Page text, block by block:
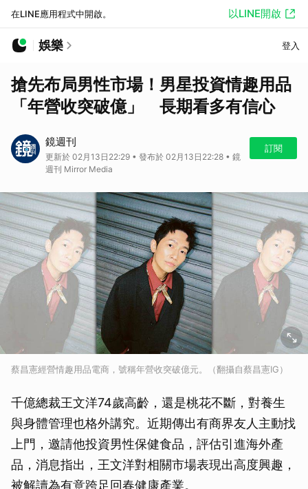
在LINE應用程式中開啟。 以LINE開啟
娛樂 登入
搶先布局男性市場！男星投資情趣用品
「年營收突破億」 長期看多有信心
鏡週刊
更新於 02月13日22:29 • 發布於 02月13日22:28 • 鏡
週刊 Mirror Media
訂閱
蔡昌憲經營情趣用品電商，號稱年營收突破億元。（翻攝自蔡昌憲IG）
千億總裁王文洋74歲高齡，還是桃花不斷，對養生
與身體管理也格外講究。近期傳出有商界友人主動找
上門，邀請他投資男性保健食品，評估引進海外產
品，消息指出，王文洋對相關市場表現出高度興趣，
被解讀為有意跨足回春健康產業。